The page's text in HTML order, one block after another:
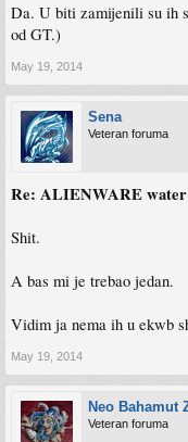
Da. U biti zamijenili su ih
od GT.)
May 19, 2014
Sena
Veteran foruma
Re: ALIENWARE water
Shit.
A bas mi je trebao jedan.
Vidim ja nema ih u ekwb
May 19, 2014
Neo Bahamut
Veteran foruma